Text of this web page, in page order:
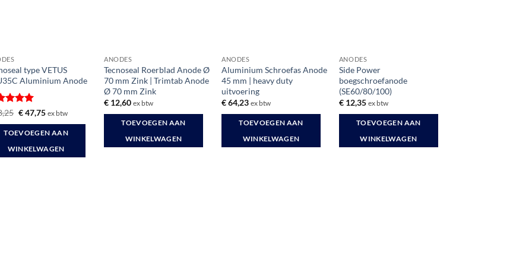
type VETUS
Aluminium Anode
Oorspronkelijke
was:
€ 68,25.
€47,75Huidige
is:
€ 47,75.
ex btw
TOEVOEGEN AAN
WINKELWAGEN
ANODES
Tecnoseal Roerblad Anode Ø
70 mm Zink | Trimtab Anode
Ø 70 mm Zink
€ 12,60 ex btw
TOEVOEGEN AAN
WINKELWAGEN
ANODES
Aluminium Schroefas Anode
45 mm | heavy duty
uitvoering
€64,23 ex btw
TOEVOEGEN AAN
WINKELWAGEN
ANODES
Side Power
boegschroefanode
(SE60/80/100)
€12,35 ex btw
TOEVOEGEN AAN
WINKELWAGEN